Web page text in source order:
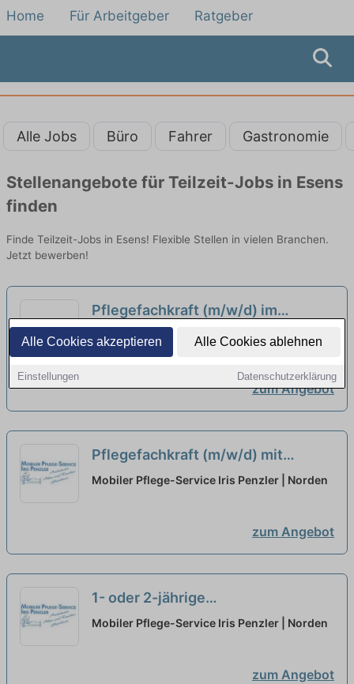
Alle Cookies akzeptieren Alle Cookies ablehnen
Einstellungen Datenschutzerklärung
Home Für Arbeitgeber Ratgeber
Alle Jobs Büro Fahrer Gastronomie
Stellenangebote für Teilzeit-Jobs in Esens
finden
Finde Teilzeit-Jobs in Esens! Flexible Stellen in vielen Branchen.
Jetzt bewerben!
Pflegefachkraft (m/w/d) im
Tagdienst in Teilzeit (80-120
Stunden) - Dein neuer
Arbeitsplatz, an dem Du Dich wohl
Pflegeeinrichtung "Zum alten Bahnhof" |
Großefehn
zum Angebot
Pflegefachkraft (m/w/d) mit
dreijährigem Examen in Teilzeit -
Mobiler Pflege-Service Iris Penzler | Norden
zum Angebot
1- oder 2-jährige
Pflegefachassistenz (m/w/d) in
Mobiler Pflege-Service Iris Penzler | Norden
zum Angebot